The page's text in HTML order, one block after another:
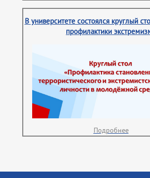
В университете состоялся круглый
профилактики
Подробнее